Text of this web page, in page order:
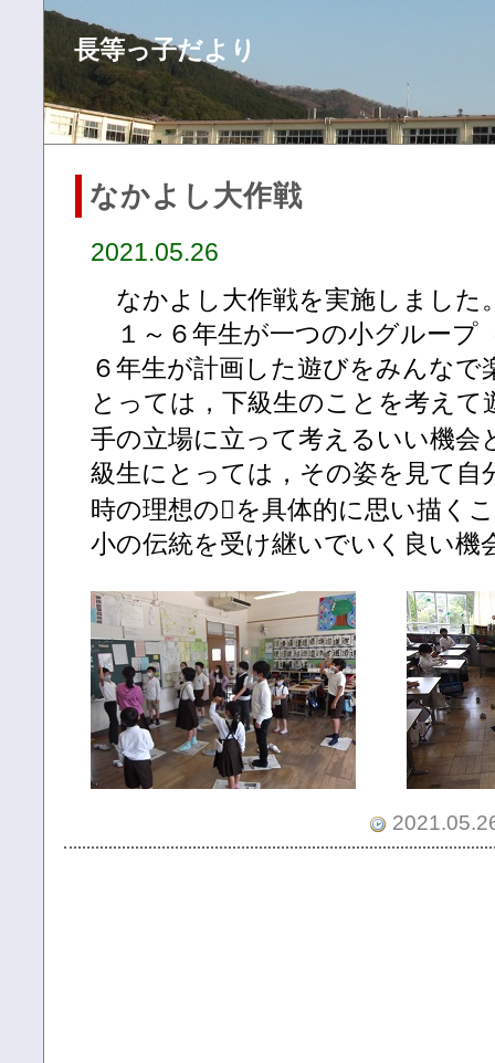
長等っ子だより
なかよし大作戦
2021.05.26
なかよし大作戦を実施しました
１～６年生が一つの小グループ
６年生が計画した遊びをみんな
とっては，下級生のことを考え
手の立場に立って考えるいい機会
級生にとっては，その姿を見て自
時の理想のを具体的に思い描く
小の伝統を受け継いでいく良い機